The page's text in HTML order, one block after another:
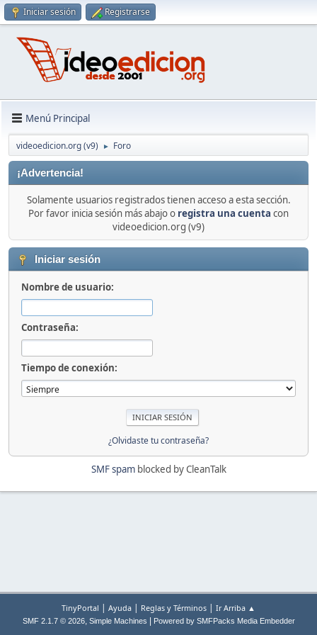
Iniciar sesión Registrarse
Menú Principal
videoedicion.org (v9) ► Foro
¡Advertencia!
Solamente usuarios registrados tienen acceso a esta sección.
Por favor inicia sesión más abajo o registra una cuenta con
videoedicion.org (v9)
Iniciar sesión
Nombre de usuario:
Contraseña:
Tiempo de conexión:
¿Olvidaste tu contraseña?
SMF spamblocked by CleanTalk
TinyPortal | Ayuda | Reglas y Términos | Ir Arriba ▲
SMF 2.1.7 © 2026, Simple Machines Powered by SMFPacks Media Embedder